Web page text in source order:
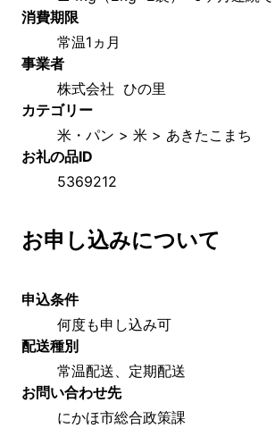
消費期限
常温1ヵ月
事業者
株式会社  ひの里
カテゴリー
米・パン > 米 > あきたこまち
お礼の品ID
5369212
お申し込みについて
申込条件
何度も申し込み可
配送種別
常温配送、定期配送
お問い合わせ先
にかほ市総合政策課